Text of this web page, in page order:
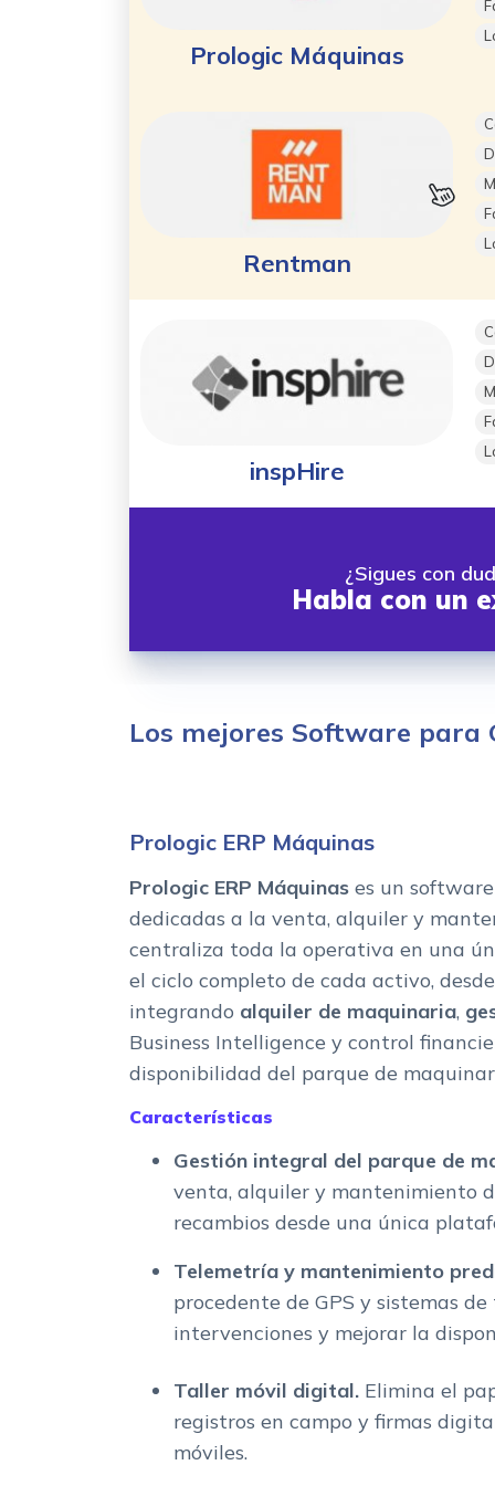
Prologic Máquinas
Rentman
inspHire
¿Sigues con
Habla con un
Los mejores Software
Prologic ERP Máquinas
Prologic ERP Máquinas es un
dedicadas a la venta, alquiler y
centraliza toda la operativa en una
el ciclo completo de cada activo,
integrando alquiler de maquinaria,
Business Intelligence y control
disponibilidad del parque de
Características
Gestión integral del parque de
venta, alquiler y mantenimiento
recambios desde una única
Telemetría y mantenimiento
procedente de GPS y sistemas
intervenciones y mejorar la
Taller móvil digital. Elimina el
registros en campo y firmas
móviles.